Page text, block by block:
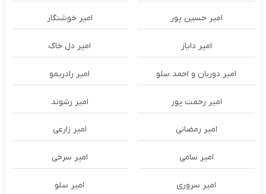
امیر حسین پور امیر خوشنگار
امیر دایاز امیر دل خاک
امیر دوربان و احمد سلو امیر رادریمو
امیر رحمت پور امیر رشوند
امیر رمضانی امیر زارعی
امیر سامی امیر سرخی
امیر سروری امیر سلو